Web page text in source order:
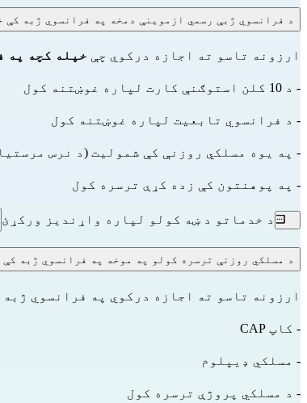
د فرانسوي ژبې رسمي ازموینې دمخه په فرانسوي ژبه کې
ارزونه تاسو ته اجازه درکوي چې خپله کچه په
- د 10 کلن استوګنې کارت لپاره غوښتنه کول
- د فرانسوي تابعیت لپاره غوښتنه کول
- په یوه مسلکي روزنې کې شمولیت (د نرس
- په پوهنتون کې زده کړې ترسره کول
د خدماتو د ښه کولو لپاره واړندیز ورکړئ
د مسلکي روزنې ترسره کولو په موخه په فرانسوي ژبه
ارزونه تاسو ته اجازه درکوي په فرانسوي ژبه
- کاپ CAP
- مسلکي ډیپلوم
- د مسلکي پروژې ترسره کول